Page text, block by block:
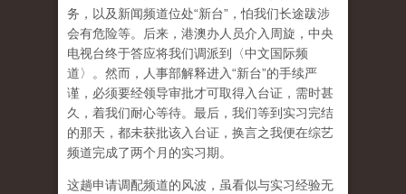
务，以及新闻频道位处“新台”，怕我们长途跋涉
会有危险等。后来，港澳办人员介入周旋，中央
电视台终于答应将我们调派到〈中文国际频
道〉。然而，人事部解释进入“新台”的手续严
谨，必须要经领导审批才可取得入台证，需时甚
久，着我们耐心等待。最后，我们等到实习完结
的那天，都未获批该入台证，换言之我便在综艺
频道完成了两个月的实习期。
这趟申请调配频道的风波，虽看似与实习经验无